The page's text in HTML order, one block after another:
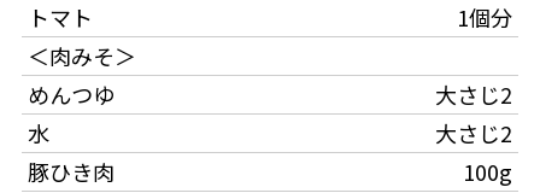
おいしいレシピを商品から探す
かつお節レシピ
めんつゆレシピ
かつお節・だしを楽しむ
だしコミュ
- ジョブリターン制
トマト
1個分
＜肉みそ＞
めんつゆ
大さじ2
水
大さじ2
豚ひき肉
100g